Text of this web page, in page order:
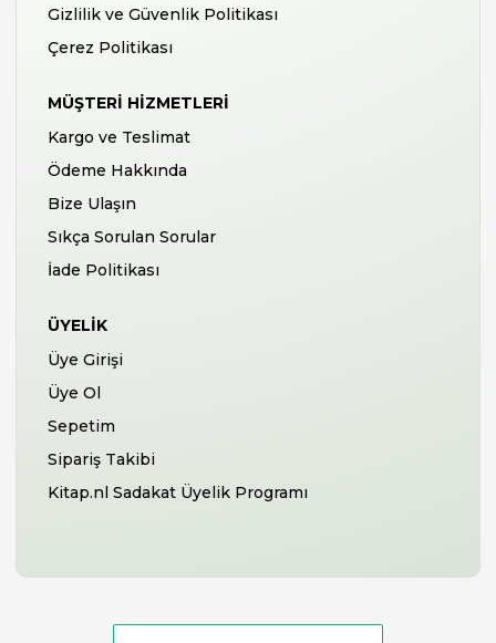
Gizlilik ve Güvenlik Politikası
Çerez Politikası
MÜŞTERI HIZMETLERI
Kargo ve Teslimat
Ödeme Hakkında
Bize Ulaşın
Sıkça Sorulan Sorular
İade Politikası
ÜYELIK
Üye Girişi
Üye Ol
Sepetim
Sipariş Takibi
Kitap.nl Sadakat Üyelik Programı